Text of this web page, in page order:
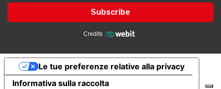
Subscribe
Credits
Informativa sulla raccolta
Le tue preferenze relative alla privacy